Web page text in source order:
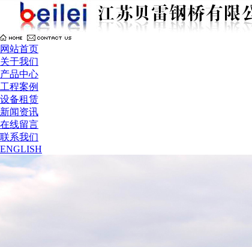
网站首页
关于我们
产品中心
工程案例
设备租赁
新闻资讯
在线留言
联系我们
ENGLISH